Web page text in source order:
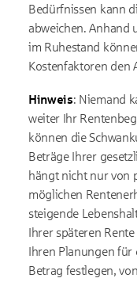
Bedürfnissen kann
abweichen. Anhand
im Ruhestand
Kostenfaktoren den
Hinweis: Niemand
weiter Ihr
können die
Beträge Ihrer
hängt nicht nur von
möglichen
steigende
Ihrer späteren
Ihren Planungen für
Betrag festlegen,